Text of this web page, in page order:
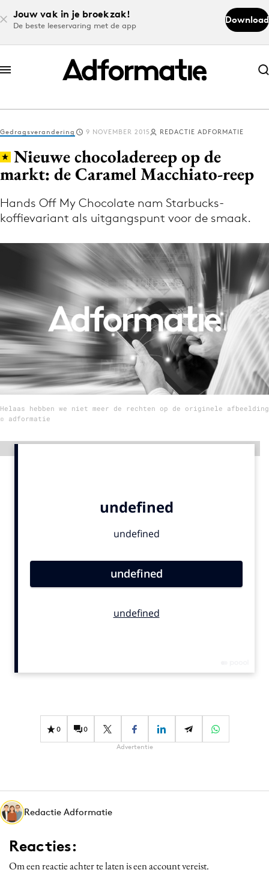
Jouw vak in je broekzak!
De beste leeservaring met de app
Download
Abonneer nu
Abonneer nu
Log in
Volg het laatste nieuws via de Adformatie
Nieuws app
Menu
Home
9 sept: GenAI-training
12 nov: MarketingLive!
Adverteren
Events
Carriere
Design
Diversiteit
Effectiviteit
Martech
Media
Merkstrategie
Gedragsverandering 9 NOVEMBER 2015 REDACTIE ADFORMATIE
Nieuwe chocoladereep op de
markt: de Caramel Macchiato-reep
Hands Off My Chocolate nam Starbucks-
koffievariant als uitgangspunt voor de smaak.
Helaas hebben we niet meer de rechten op de originele afbeelding
© adformatie
0 0
Advertentie
Redactie Adformatie
Reacties:
Om een reactie achter te laten is een account vereist.